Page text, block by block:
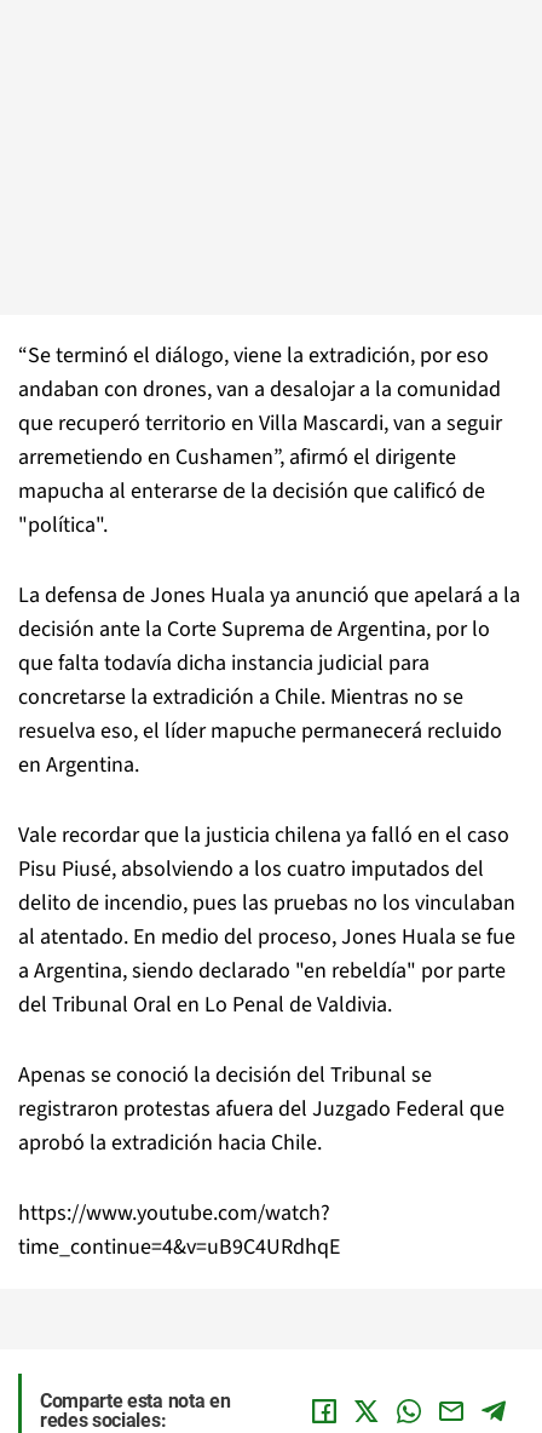
“Se terminó el diálogo, viene la extradición, por eso
andaban con drones, van a desalojar a la comunidad
que recuperó territorio en Villa Mascardi, van a seguir
arremetiendo en Cushamen”, afirmó el dirigente
mapucha al enterarse de la decisión que calificó de
"política".
La defensa de Jones Huala ya anunció que apelará a la
decisión ante la Corte Suprema de Argentina, por lo
que falta todavía dicha instancia judicial para
concretarse la extradición a Chile. Mientras no se
resuelva eso, el líder mapuche permanecerá recluido
en Argentina.
Vale recordar que la justicia chilena ya falló en el caso
Pisu Piusé, absolviendo a los cuatro imputados del
delito de incendio, pues las pruebas no los vinculaban
al atentado. En medio del proceso, Jones Huala se fue
a Argentina, siendo declarado "en rebeldía" por parte
del Tribunal Oral en Lo Penal de Valdivia.
Apenas se conoció la decisión del Tribunal se
registraron protestas afuera del Juzgado Federal que
aprobó la extradición hacia Chile.
https://www.youtube.com/watch?
time_continue=4&v=uB9C4URdhqE
Comparte esta nota en
redes sociales: